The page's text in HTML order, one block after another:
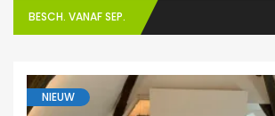
BESCH. VANAF SEP.
NIEUW